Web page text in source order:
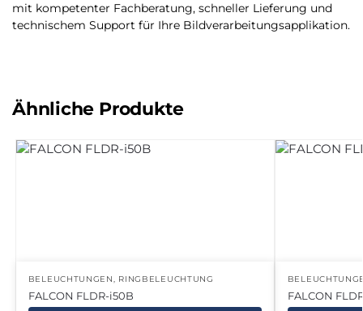
mit kompetenter Fachberatung, schneller Lieferung und
technischem Support für Ihre Bildverarbeitungsapplikation.
Ähnliche Produkte
BELEUCHTUNGEN, RINGBELEUCHTUNG
FALCON FLDR-i50B FALCON